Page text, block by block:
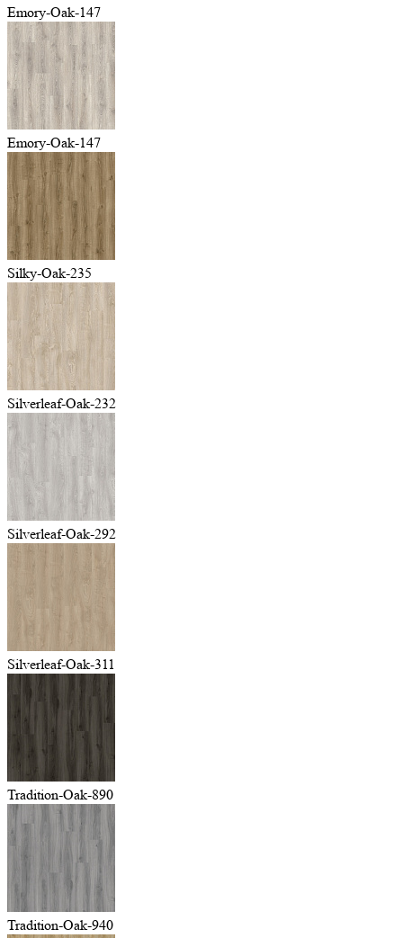
Emory-Oak-147
Emory-Oak-147
Silky-Oak-235
Silverleaf-Oak-232
Silverleaf-Oak-292
Silverleaf-Oak-311
Tradition-Oak-890
Tradition-Oak-940